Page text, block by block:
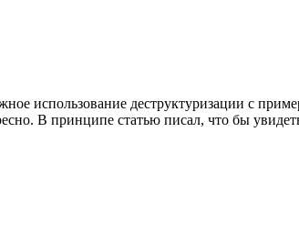
использование деструктуризации с
В принципе статью писал, что бы